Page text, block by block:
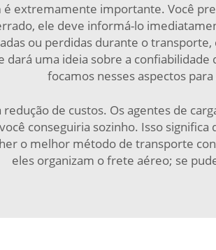
extremamente importante. Você
ele deve informá-lo
ou perdidas durante o
dará uma ideia sobre a
focamos nesses aspectos
de custos. Os agentes de
conseguiria sozinho. Isso
o melhor método de transporte
eles organizam o frete aéreo; se